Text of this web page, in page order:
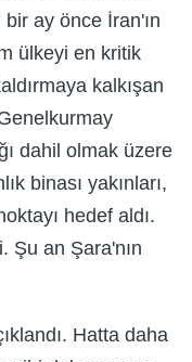
ay önce İran'ın
ülkeyi en kritik
kalkışan
dahil olmak üzere
binası yakınları,
hedef aldı.
Şu an Şara'nın
Hatta daha